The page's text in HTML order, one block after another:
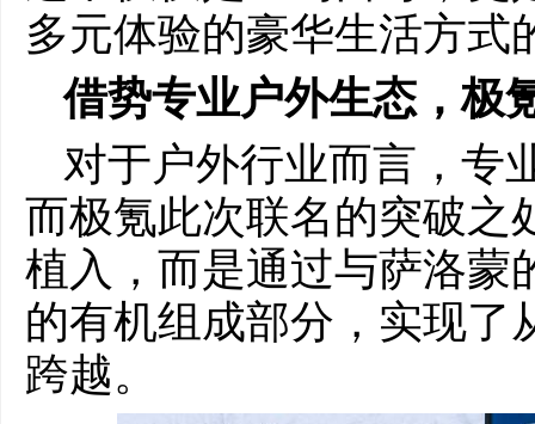
多元体验的豪华生活方式
借势专业户外生态，极
对于户外行业而言，专
而极氪此次联名的突破之
植入，而是通过与萨洛蒙
的有机组成部分，实现了
跨越。